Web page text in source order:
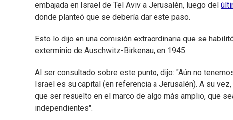
embajada en Israel de Tel Aviv a Jerusalén, luego del
donde planteó que se debería dar este paso.
Esto lo dijo en una comisión extraordinaria que se
exterminio de Auschwitz-Birkenau, en 1945.
Al ser consultado sobre este punto, dijo: "Aún no
Israel es su capital (en referencia a Jerusalén). A su
que ser resuelto en el marco de algo más amplio, que
independientes".